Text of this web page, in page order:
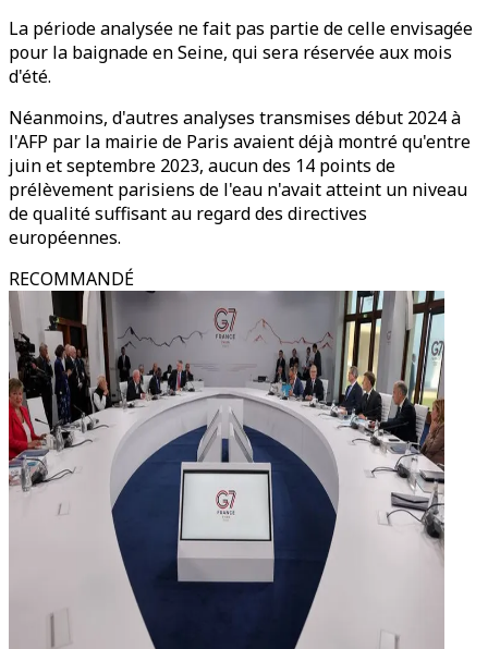
La période analysée ne fait pas partie de celle envisagée
pour la baignade en Seine, qui sera réservée aux mois
d'été.
Néanmoins, d'autres analyses transmises début 2024 à
l'AFP par la mairie de Paris avaient déjà montré qu'entre
juin et septembre 2023, aucun des 14 points de
prélèvement parisiens de l'eau n'avait atteint un niveau
de qualité suffisant au regard des directives
européennes.
RECOMMANDÉ